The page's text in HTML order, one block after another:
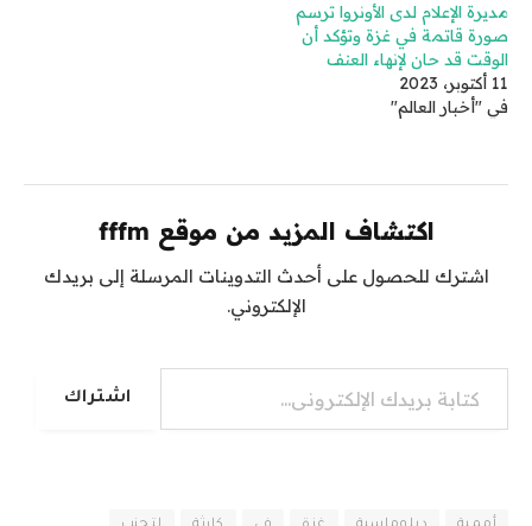
مديرة الإعلام لدى الأونروا ترسم
صورة قاتمة في غزة وتؤكد أن
الوقت قد حان لإنهاء العنف
11 أكتوبر، 2023
في "أخبار العالم"
اكتشاف المزيد من موقع fffm
اشترك للحصول على أحدث التدوينات المرسلة إلى بريدك
الإلكتروني.
كتابة بريدك الإلكتروني...
اشتراك